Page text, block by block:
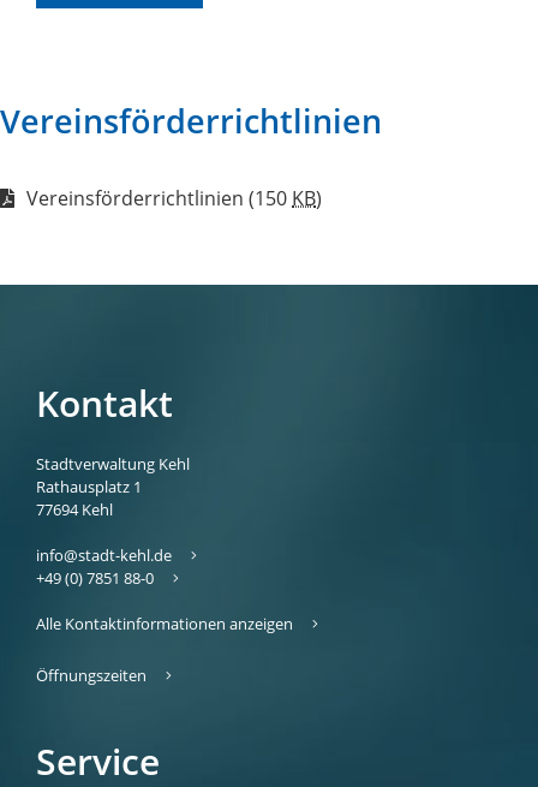
Vereinsförderrichtlinien
Vereinsförderrichtlinien (150 KB)
Kontakt
Stadtverwaltung Kehl
Rathausplatz 1
77694 Kehl
info@stadt-kehl.de
+49 (0) 7851 88-0
Alle Kontaktinformationen anzeigen
Öffnungszeiten
Service